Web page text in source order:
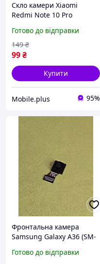
Скло камери Xiaomi
Redmi Note 10 Pro
Готово до відправки
99₴
149 ₴
Купити
Mobile.plus 95%
Фронтальна камера
Samsung Galaxy A36 (SM-
камера модуль Самсунг
Готово до відправки